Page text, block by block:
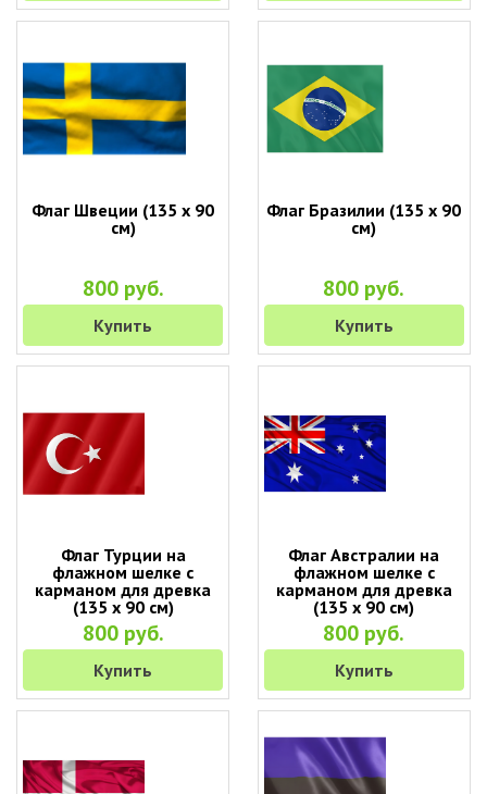
Флаг Швеции (135 х 90
см)
800 руб.
Купить
Флаг Бразилии (135 х 90
см)
800 руб.
Купить
Флаг Турции на
флажном шелке с
карманом для древка
(135 х 90 см)
800 руб.
Купить
Флаг Австралии на
флажном шелке с
карманом для древка
(135 х 90 см)
800 руб.
Купить